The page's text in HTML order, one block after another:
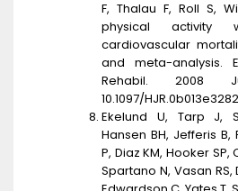
F, Thalau F, Roll S,
physical activity
cardiovascular
and meta-analysis.
Rehabil. 2008
10.1097/
Ekelund U, Tarp J,
Hansen BH, Jefferis
P, Diaz KM, Hooker SP,
Spartano N, Vasan